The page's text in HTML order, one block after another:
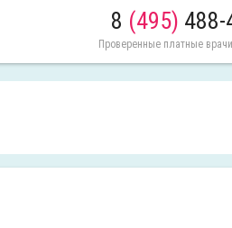
8 (495) 488-
Проверенные платные